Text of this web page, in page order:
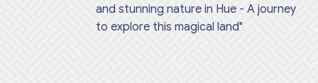
and stunning nature in Hue - A journey
to explore this magical land"